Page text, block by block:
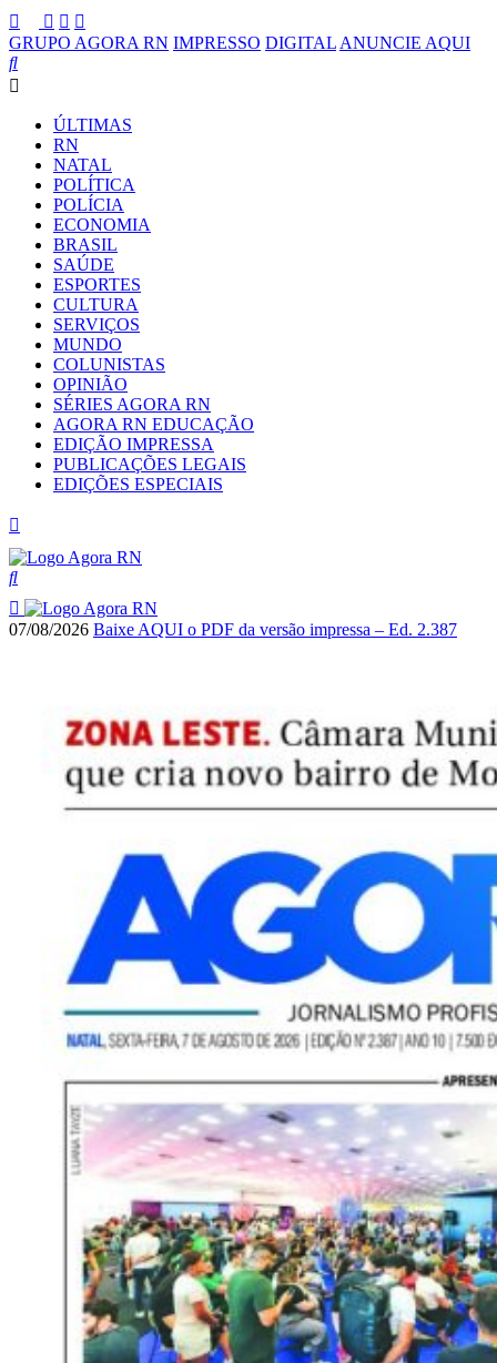
GRUPO AGORA RN IMPRESSO DIGITAL ANUNCIE AQUI
ÚLTIMAS
RN
NATAL
POLÍTICA
POLÍCIA
ECONOMIA
BRASIL
SAÚDE
ESPORTES
CULTURA
SERVIÇOS
MUNDO
COLUNISTAS
OPINIÃO
SÉRIES AGORA RN
AGORA RN EDUCAÇÃO
EDIÇÃO IMPRESSA
PUBLICAÇÕES LEGAIS
EDIÇÕES ESPECIAIS
07/08/2026 Baixe AQUI o PDF da versão impressa – Ed. 2.387